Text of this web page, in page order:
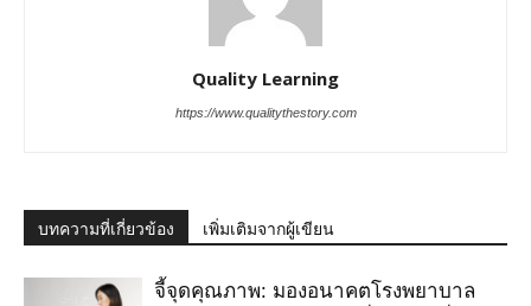
Quality Learning
https://www.qualitythestory.com
บทความที่เกี่ยวข้อง เพิ่มเติมจากผู้เขียน
จี้จุดคุณภาพ: มองอนาคตโรงพยาบาล